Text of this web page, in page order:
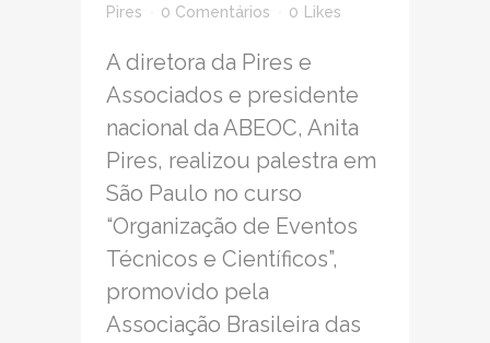
Pires
0 Comentários 0 Likes
A diretora da Pires e
Associados e presidente
nacional da ABEOC, Anita
Pires, realizou palestra em
São Paulo no curso
“Organização de Eventos
Técnicos e Científicos”,
promovido pela
Associação Brasileira das